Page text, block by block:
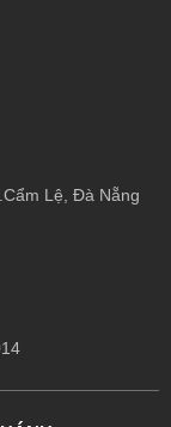
Lệ, Đà Nẵng